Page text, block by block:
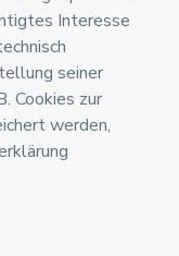
Interesse
seiner
Cookies zur
werden,